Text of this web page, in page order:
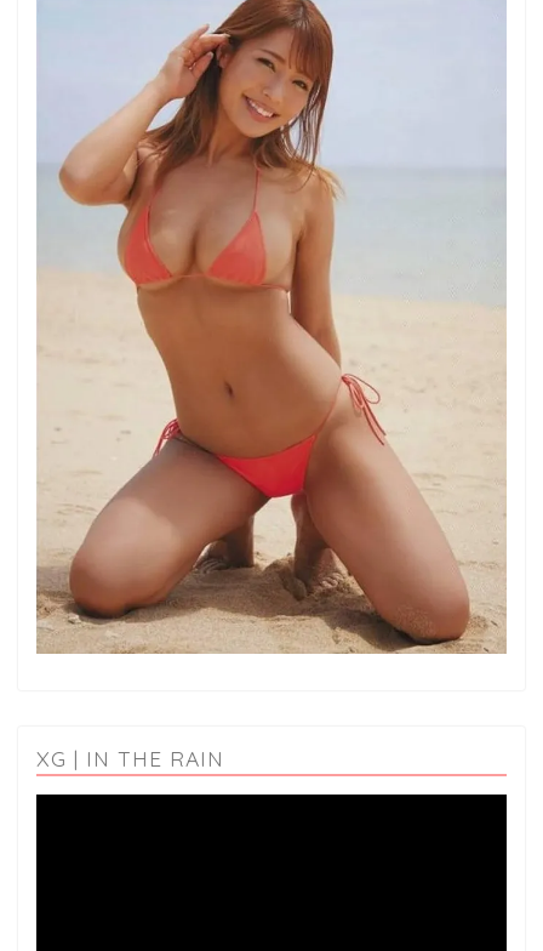
XG | IN THE RAIN